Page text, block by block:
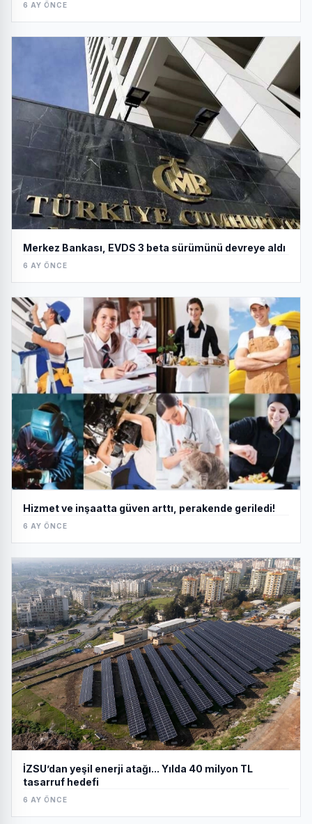
6 AY ÖNCE
Merkez Bankası, EVDS 3 beta sürümünü devreye aldı
6 AY ÖNCE
Hizmet ve inşaatta güven arttı, perakende geriledi!
6 AY ÖNCE
İZSU’dan yeşil enerji atağı... Yılda 40 milyon TL
tasarruf hedefi
6 AY ÖNCE